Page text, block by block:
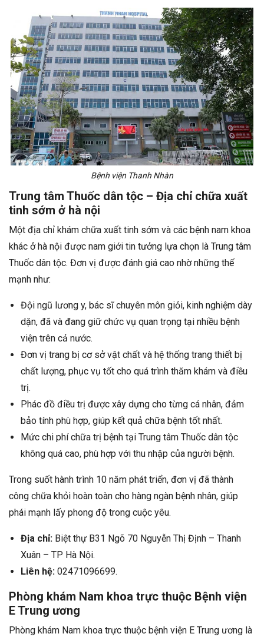
Bệnh viện Thanh Nhàn
Trung tâm Thuốc dân tộc – Địa chỉ chữa xuất
tinh sớm ở hà nội
Một địa chỉ khám chữa xuất tinh sớm và các bệnh nam khoa
khác ở hà nội được nam giới tin tưởng lựa chọn là Trung tâm
Thuốc dân tộc. Đơn vị được đánh giá cao nhờ những thế
mạnh như:
Đội ngũ lương y, bác sĩ chuyên môn giỏi, kinh nghiệm dày
dặn, đã và đang giữ chức vụ quan trọng tại nhiều bệnh
viện trên cả nước.
Đơn vị trang bị cơ sở vật chất và hệ thống trang thiết bị
chất lượng, phục vụ tốt cho quá trình thăm khám và điều
trị.
Phác đồ điều trị được xây dựng cho từng cá nhân, đảm
bảo tính phù hợp, giúp kết quả chữa bệnh tốt nhất.
Mức chi phí chữa trị bệnh tại Trung tâm Thuốc dân tộc
không quá cao, phù hợp với thu nhập của người bệnh.
Trong suốt hành trình 10 năm phát triển, đơn vị đã thành
công chữa khỏi hoàn toàn cho hàng ngàn bệnh nhân, giúp
phái mạnh lấy phong độ trong cuộc yêu.
Địa chỉ: Biệt thự B31 Ngõ 70 Nguyễn Thị Định – Thanh
Xuân – TP Hà Nội.
Liên hệ: 02471096699.
Phòng khám Nam khoa trực thuộc Bệnh viện
E Trung ương
Phòng khám Nam khoa trực thuộc bệnh viện E Trung ương là